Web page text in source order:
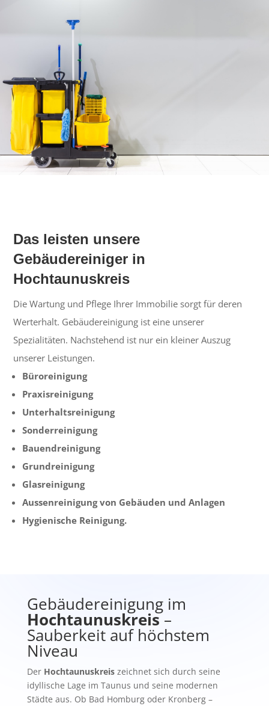
Das leisten unsere
Gebäudereiniger in
Hochtaunuskreis
Die Wartung und Pflege Ihrer Immobilie sorgt für deren
Werterhalt. Gebäudereinigung ist eine unserer
Spezialitäten. Nachstehend ist nur ein kleiner Auszug
unserer Leistungen.
Büroreinigung
Praxisreinigung
Unterhaltsreinigung
Sonderreinigung
Bauendreinigung
Grundreinigung
Glasreinigung
Aussenreinigung von Gebäuden und Anlagen
Hygienische Reinigung.
Gebäudereinigung im
Hochtaunuskreis–
Sauberkeit auf höchstem
Niveau
Der Hochtaunuskreiszeichnet sich durch seine
idyllische Lage im Taunus und seine modernen
Städte aus. Ob Bad Homburg oder Kronberg –